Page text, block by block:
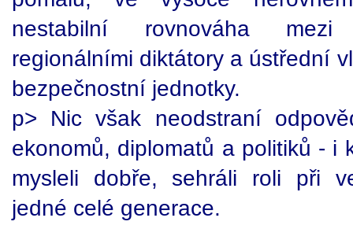
nestabilní rovnováha mezi
regionálními diktátory a ústřední
bezpečnostní jednotky.
p> Nic však neodstraní
ekonomů, diplomatů a politiků - i
mysleli dobře, sehráli roli při
jedné celé generace.